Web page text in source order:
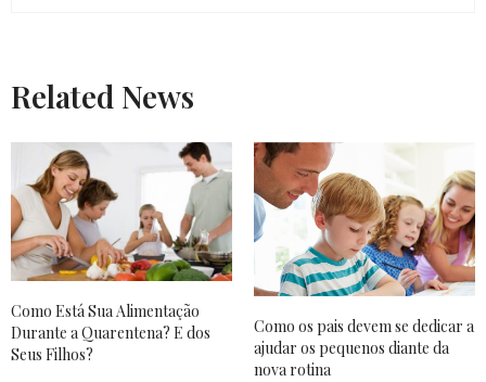
Related News
Como Está Sua Alimentação
Durante a Quarentena? E dos
Seus Filhos?
Como os pais devem se dedicar a
ajudar os pequenos diante da
nova rotina